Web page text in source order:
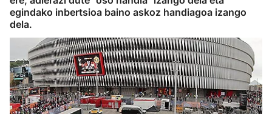
egindako inbertsioa baino askoz handiagoa izango
dela.